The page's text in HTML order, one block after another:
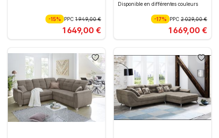
-15% PPC 1 949,00 €
1 649,00 €
Disponible en différentes couleurs
-17% PPC2 029,00 €
1 669,00 €